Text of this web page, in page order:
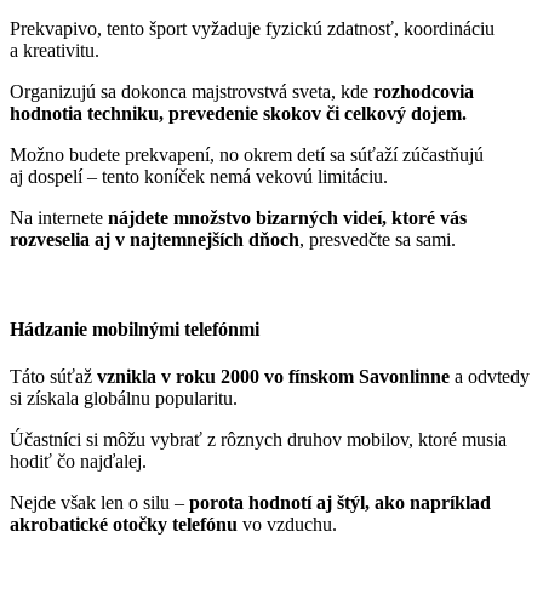
Prekvapivo, tento šport vyžaduje fyzickú zdatnosť, koordináciu
a kreativitu.
Organizujú sa dokonca majstrovstvá sveta, kde rozhodcovia
hodnotia techniku, prevedenie skokov či celkový dojem.
Možno budete prekvapení, no okrem detí sa súťaží zúčastňujú
aj dospelí – tento koníček nemá vekovú limitáciu.
Na internete nájdete množstvo bizarných videí, ktoré vás
rozveselia aj v najtemnejších dňoch, presvedčte sa sami.
Hádzanie mobilnými telefónmi
Táto súťaž vznikla v roku 2000 vo fínskom Savonlinne a odvtedy
si získala globálnu popularitu.
Účastníci si môžu vybrať z rôznych druhov mobilov, ktoré musia
hodiť čo najďalej.
Nejde však len o silu – porota hodnotí aj štýl, ako napríklad
akrobatické otočky telefónu vo vzduchu.